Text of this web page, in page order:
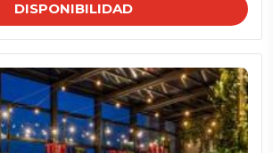
DISPONIBILIDAD